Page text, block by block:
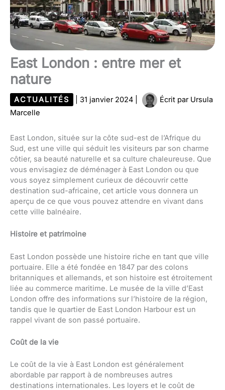
East London : entre mer et
nature
ACTUALITÉS 31 janvier 2024 Écrit par Ursula
Marcelle
East London, située sur la côte sud-est de l’Afrique du
Sud, est une ville qui séduit les visiteurs par son charme
côtier, sa beauté naturelle et sa culture chaleureuse. Que
vous envisagiez de déménager à East London ou que
vous soyez simplement curieux de découvrir cette
destination sud-africaine, cet article vous donnera un
aperçu de ce que vous pouvez attendre en vivant dans
cette ville balnéaire.
Histoire et patrimoine
East London possède une histoire riche en tant que ville
portuaire. Elle a été fondée en 1847 par des colons
britanniques et allemands, et son histoire est étroitement
liée au commerce maritime. Le musée de la ville d’East
London offre des informations sur l’histoire de la région,
tandis que le quartier de East London Harbour est un
rappel vivant de son passé portuaire.
Coût de la vie
Le coût de la vie à East London est généralement
abordable par rapport à de nombreuses autres
destinations internationales. Les loyers et le coût de